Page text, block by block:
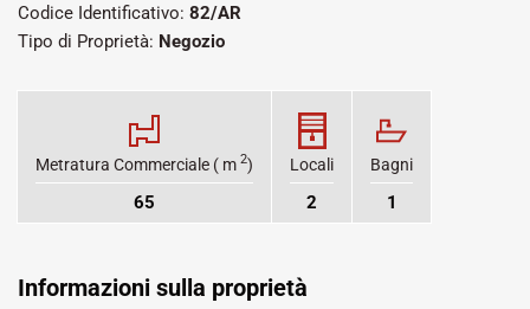
Codice Identificativo: 82/AR
Tipo di Proprietà: Negozio
Metratura Commerciale ( m 2)
65
Locali
2
Bagni
1
Informazioni sulla proprietà